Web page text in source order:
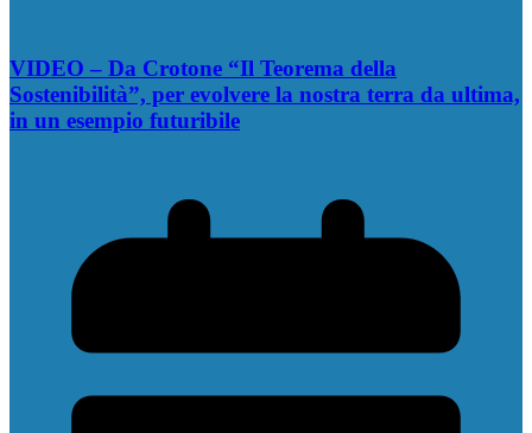
VIDEO – Da Crotone “Il Teorema della
Sostenibilità”, per evolvere la nostra terra da ultima,
in un esempio futuribile